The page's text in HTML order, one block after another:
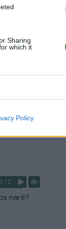
Sharing
which it
Policy
vardą
–
apie ką
narė?